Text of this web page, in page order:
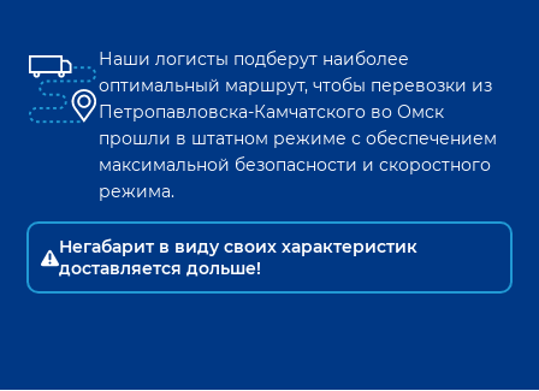
Наши логисты подберут наиболее
оптимальный маршрут, чтобы перевозки из
Петропавловска-Камчатского воОмск
прошли в штатном режиме с обеспечением
максимальной безопасности и скоростного
режима.
Негабарит в виду своих характеристик
доставляется дольше!